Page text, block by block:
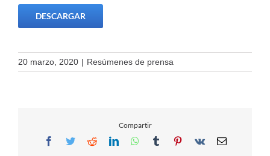
DESCARGAR
20 marzo, 2020 | Resúmenes de prensa
Compartir
Facebook
TwitterRedditLinkedInWhatsApp
TumblrPinterest
Vk Email